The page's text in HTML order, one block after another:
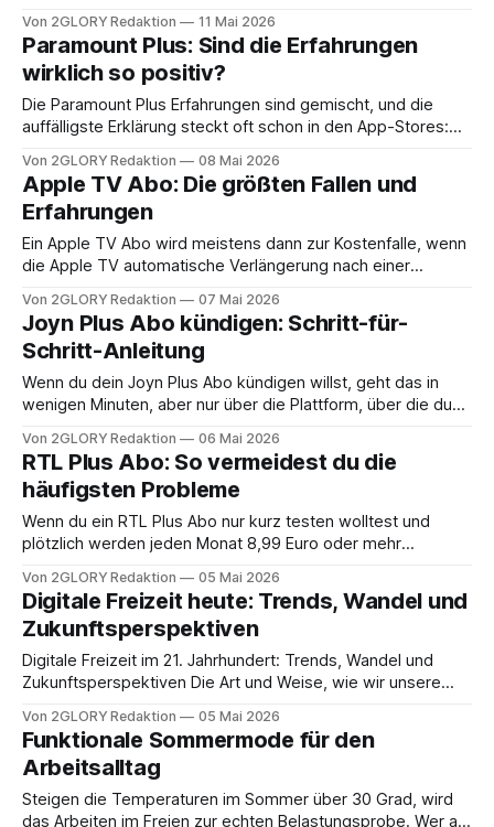
Spendenanteil als eine effiziente Spende oder ein
besonders „gutes“ Gewinnspiel. Wer nach Ist Omaze seriös
sucht, will meist zwei Dinge klären: ob tatsächlich
ausgezahlt wird und
Von 2GLORY Redaktion 11 Mai 2026
Paramount Plus: Sind die Erfahrungen
wirklich so positiv?
Die Paramount Plus Erfahrungen sind gemischt, und die
auffälligste Erklärung steckt oft schon in den App-Stores:
die häufiger über technische Probleme berichten. Wenn
man die Marketing-Versprechen mit echten Paramount Plus
Bewertungen abgleicht, fällt genau diese Diskrepanz
besonders ins Auge: Im
Von 2GLORY Redaktion 08 Mai 2026
Apple TV Abo: Die größten Fallen und
Erfahrungen
Ein Apple TV Abo wird meistens dann zur Kostenfalle, wenn
die Apple TV automatische Verlängerung nach einer
abgebucht wird. Kennst du das: Der kostenlose Apple TV
Probemonat ist vorbei und plötzlich gehen jeden Monat
9,99 EUR vom Konto ab, obwohl du die
Von 2GLORY Redaktion 07 Mai 2026
Joyn Plus Abo kündigen: Schritt-für-
Schritt-Anleitung
Wenn du dein Joyn Plus Abo kündigen willst, geht das in
wenigen Minuten, aber nur über die Plattform, über die du
du nicht aus Versehen am falschen Ort kündigst und weiter
zahlst, findest du hier klare Klickpfade, Fristen und typische
Stolpersteine samt
Von 2GLORY Redaktion 06 Mai 2026
RTL Plus Abo: So vermeidest du die
häufigsten Probleme
Wenn du ein RTL Plus Abo nur kurz testen wolltest und
plötzlich werden jeden Monat 8,99 Euro oder mehr
Verlängerung, ungünstigen Kündigungswegen oder unklaren
Tarifdetails. Die gute Nachricht: Mit ein paar festen Routinen
(Fristen notieren, Bestätigungen sichern, Abbuchungen
prüfen) lassen sich die
Von 2GLORY Redaktion 05 Mai 2026
Digitale Freizeit heute: Trends, Wandel und
Zukunftsperspektiven
Digitale Freizeit im 21. Jahrhundert: Trends, Wandel und
Zukunftsperspektiven Die Art und Weise, wie wir unsere
Jahrzehnten radikal verändert. Während die Freizeit früher
oft mit physischer Präsenz – ob im Kino, im Sportverein
oder beim gemeinsamen Brettspielabend – verbunden war,
findet Erholung heute
Von 2GLORY Redaktion 05 Mai 2026
Funktionale Sommermode für den
Arbeitsalltag
Steigen die Temperaturen im Sommer über 30 Grad, wird
das Arbeiten im Freien zur echten Belastungsprobe. Wer auf